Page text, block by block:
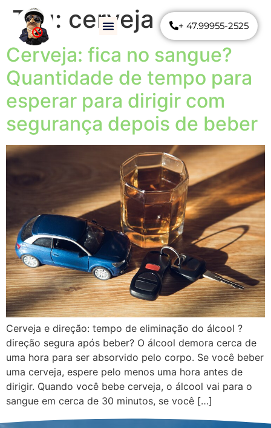
+ 47.99955-2525
Tag: cerveja
Cerveja: fica no sangue?
Quantidade de tempo para
esperar para dirigir com
segurança depois de beber
Cerveja e direção: tempo de eliminação do álcool ?
direção segura após beber? O álcool demora cerca de
uma hora para ser absorvido pelo corpo. Se você beber
uma cerveja, espere pelo menos uma hora antes de
dirigir. Quando você bebe cerveja, o álcool vai para o
sangue em cerca de 30 minutos, se você […]